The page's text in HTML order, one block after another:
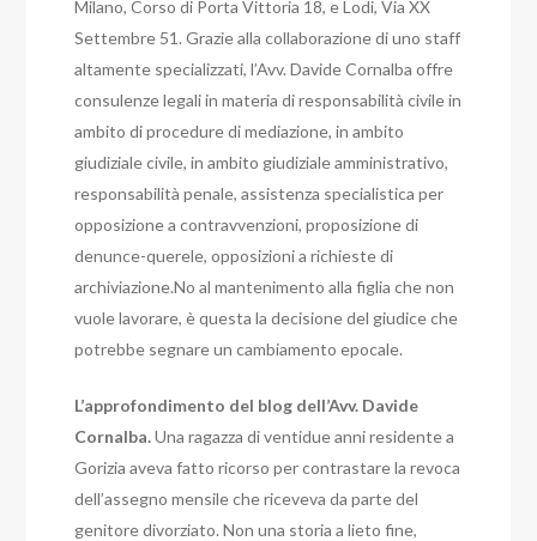
Milano, Corso di Porta Vittoria 18, e Lodi, Via XX
Settembre 51. Grazie alla collaborazione di uno staff
altamente specializzati, l’Avv. Davide Cornalba offre
consulenze legali in materia di responsabilità civile in
ambito di procedure di mediazione, in ambito
giudiziale civile, in ambito giudiziale amministrativo,
responsabilità penale, assistenza specialistica per
opposizione a contravvenzioni, proposizione di
denunce-querele, opposizioni a richieste di
archiviazione.No al mantenimento alla figlia che non
vuole lavorare, è questa la decisione del giudice che
potrebbe segnare un cambiamento epocale.
L’approfondimento del blog dell’Avv. Davide
Cornalba.Una ragazza di ventidue anni residente a
Gorizia aveva fatto ricorso per contrastare la revoca
dell’assegno mensile che riceveva da parte del
genitore divorziato. Non una storia a lieto fine,